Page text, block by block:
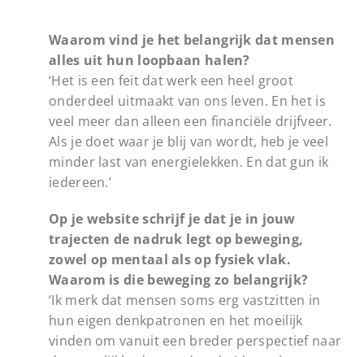
Waarom vind je het belangrijk dat mensen
alles uit hun loopbaan halen?
‘Het is een feit dat werk een heel groot
onderdeel uitmaakt van ons leven. En het is
veel meer dan alleen een financiële drijfveer.
Als je doet waar je blij van wordt, heb je veel
minder last van energielekken. En dat gun ik
iedereen.’
Op je website schrijf je dat je in jouw
trajecten de nadruk legt op beweging,
zowel op mentaal als op fysiek vlak.
Waarom is die beweging zo belangrijk?
‘Ik merk dat mensen soms erg vastzitten in
hun eigen denkpatronen en het moeilijk
vinden om vanuit een breder perspectief naar